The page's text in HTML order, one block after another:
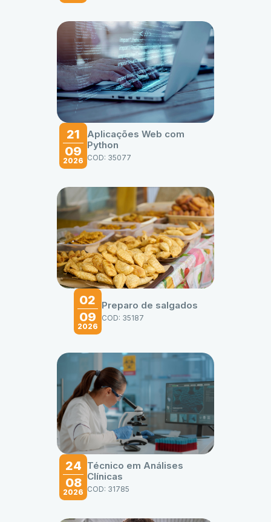
21
09
2026
Aplicações Web com
Python
COD: 35077
02
09
2026
Preparo de salgados
COD: 35187
24
08
2026
Técnico em Análises
Clínicas
COD: 31785